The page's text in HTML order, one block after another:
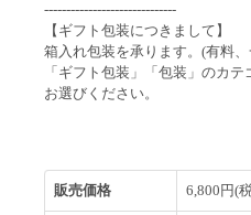
------------------------------
【ギフト包装につきまして】
箱入れ包装を承ります。(有料
「ギフト包装」「包装」のカ
お選びください。
販売価格 6,800円(